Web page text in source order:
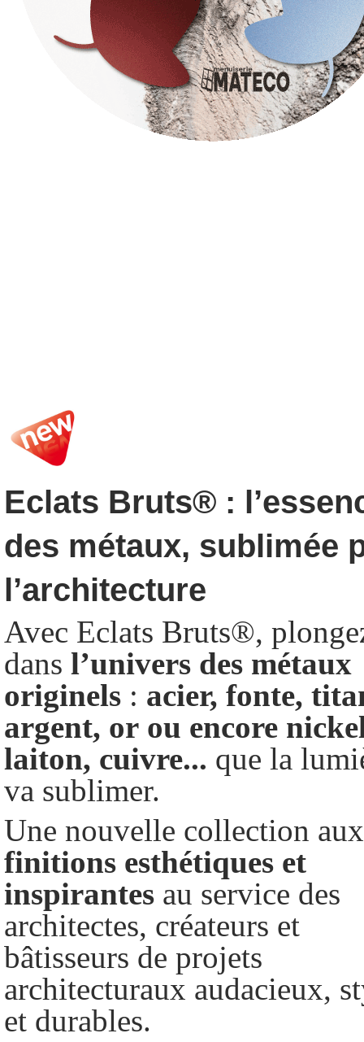
Eclats Bruts® :
des métaux, sublimée
l’architecture
Avec Eclats Bruts®,
dans l’univers des métaux
originels : acier, fonte,
argent, or ou encore
laiton, cuivre... que la
va sublimer.
Une nouvelle collection aux
finitions esthétiques et
inspirantes au service des
architectes, créateurs et
bâtisseurs de projets
architecturaux audacieux,
et durables.